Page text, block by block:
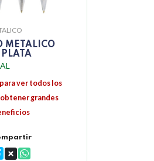
METALICO
PLATA
ver todos los
grandes